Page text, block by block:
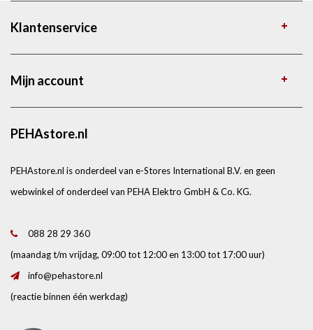
Klantenservice
Mijn account
PEHAstore.nl
PEHAstore.nl is onderdeel van e-Stores International B.V. en geen
webwinkel of onderdeel van PEHA Elektro GmbH & Co. KG.
088 28 29 360
(maandag t/m vrijdag, 09:00 tot 12:00 en 13:00 tot 17:00 uur)
info@pehastore.nl
(reactie binnen één werkdag)